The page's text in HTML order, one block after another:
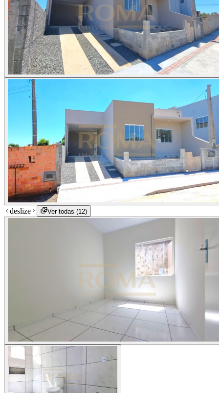
deslize Ver todas (12)